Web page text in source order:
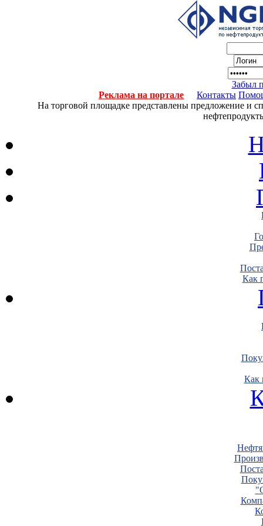
Забыл
Реклама на портале
Контакты
На торговой площадке представлены предложение и
Как
Как